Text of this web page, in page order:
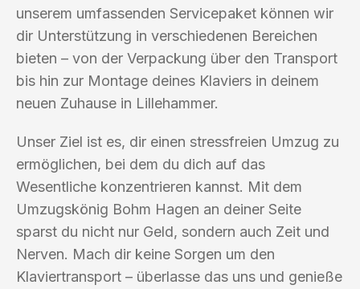
unserem umfassenden Servicepaket können wir
dir Unterstützung in verschiedenen Bereichen
bieten – von der Verpackung über den Transport
bis hin zur Montage deines Klaviers in deinem
neuen Zuhause in Lillehammer.
Unser Ziel ist es, dir einen stressfreien Umzug zu
ermöglichen, bei dem du dich auf das
Wesentliche konzentrieren kannst. Mit dem
Umzugskönig Bohm Hagen an deiner Seite
sparst du nicht nur Geld, sondern auch Zeit und
Nerven. Mach dir keine Sorgen um den
Klaviertransport – überlasse das uns und genieße